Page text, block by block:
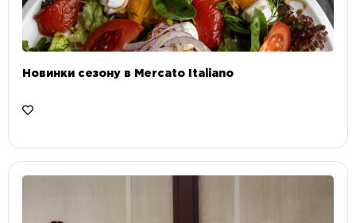
Новинки сезону в Mercato Italiano